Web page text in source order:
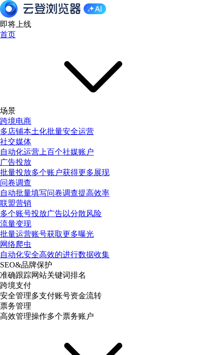
即将上线
首页
场景
跨境电商
多店铺本土化批量安全运营
社交媒体
自动化运营上百个社媒账户
广告投放
批量投放多个账户获得更多展现
问卷调查
自动批量填写问卷调查提高效率
联盟营销
多个账号投放广告以分散风险
流量变现
批量运营账号获取更多曝光
网络爬虫
自动化安全高效的进行数据收集
SEO&品牌保护
准确跟踪网站关键词排名
跨境支付
安全管理多支付账号资金流转
票务管理
高效管理操作多个票务账户